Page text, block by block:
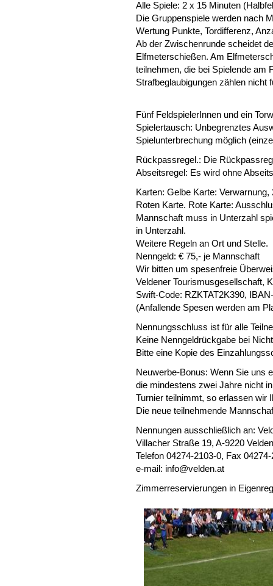
Alle Spiele: 2 x 15 Minuten
Die Gruppenspiele werden nach
Wertung Punkte, Tordifferenz,
Ab der Zwischenrunde scheidet
Elfmeterschießen. Am
teilnehmen, die bei Spielende am
Strafbeglaubigungen zählen nicht
Fünf FeldspielerInnen und ein
Spielertausch: Unbegrenztes
Spielunterbrechung möglich
Rückpassregel.: Die
Abseitsregel: Es wird ohne
Karten: Gelbe Karte:
Roten Karte. Rote Karte:
Mannschaft muss in Unterzahl
in Unterzahl.
Weitere Regeln an Ort und Stelle.
Nenngeld: € 75,- je Mannschaft
Wir bitten um spesenfreie
Veldener Tourismusgesellschaft,
Swift-Code: RZKTAT2K390,
(Anfallende Spesen werden am
Nennungsschluss ist für alle
Keine Nenngeldrückgabe bei
Bitte eine Kopie des
Neuwerbe-Bonus: Wenn Sie uns
die mindestens zwei Jahre nicht
Turnier teilnimmt, so erlassen wir
Die neue teilnehmende
Nennungen ausschließlich an:
Villacher Straße 19, A-9220
Telefon 04274-2103-0, Fax
e-mail: info@velden.at
Zimmerreservierungen in